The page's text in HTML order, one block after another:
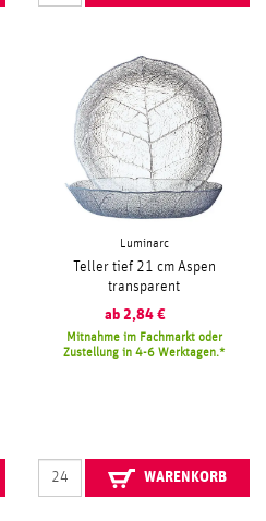
Luminarc
Teller tief 21 cm Aspen
transparent
ab 2,84 €
Mitnahme im Fachmarkt oder
Zustellung in 4-6 Werktagen.
WARENKORB